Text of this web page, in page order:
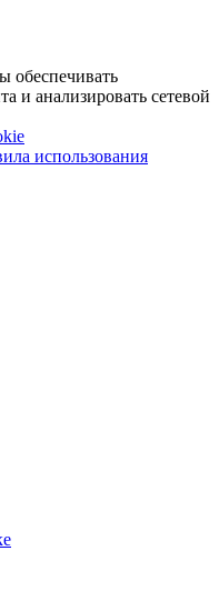
обеспечивать
и анализировать сетевой
использования